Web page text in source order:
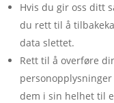
Hvis du gir oss ditt
du rett til å
data slettet.
Rett til å overføre
dem i sin helhet til